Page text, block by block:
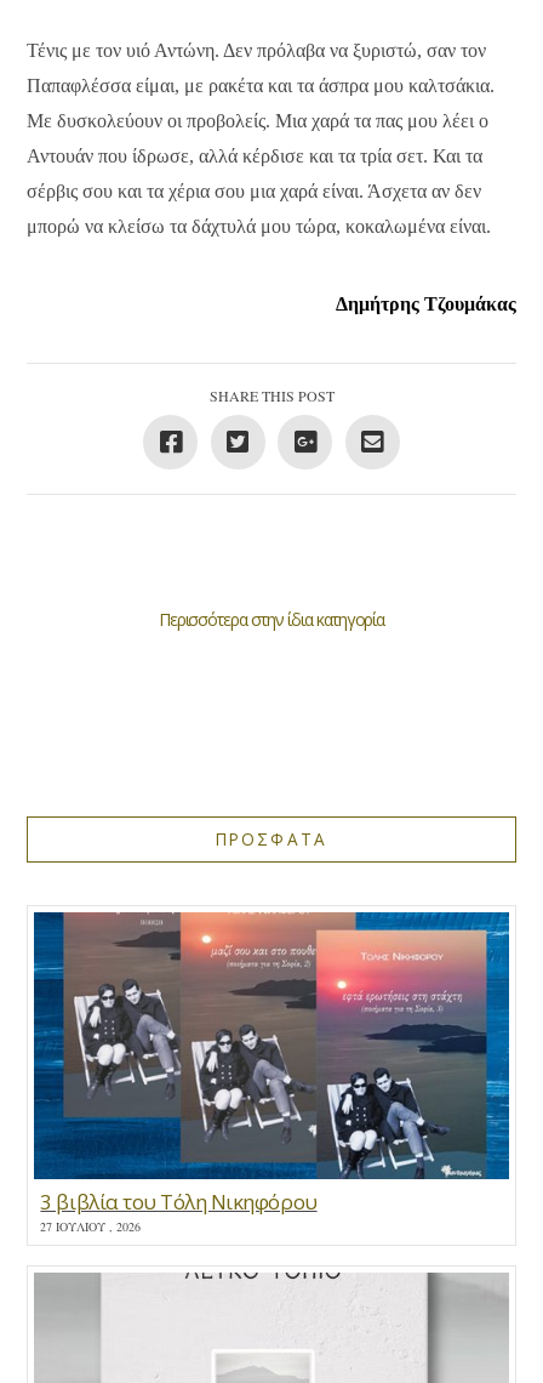
Τένις με τον υιό Αντώνη. Δεν πρόλαβα να ξυριστώ, σαν τον
Παπαφλέσσα είμαι, με ρακέτα και τα άσπρα μου καλτσάκια.
Με δυσκολεύουν οι προβολείς. Μια χαρά τα πας μου λέει ο
Αντουάν που ίδρωσε, αλλά κέρδισε και τα τρία σετ. Και τα
σέρβις σου και τα χέρια σου μια χαρά είναι. Άσχετα αν δεν
μπορώ να κλείσω τα δάχτυλά μου τώρα, κοκαλωμένα είναι.
Δημήτρης Τζουμάκας
SHARE THIS POST
Περισσότερα στην ίδια κατηγορία
ΠΡΟΣΦΑΤΑ
3 βιβλία του Τόλη Νικηφόρου
27 ΙΟΥΛΊΟΥ , 2026